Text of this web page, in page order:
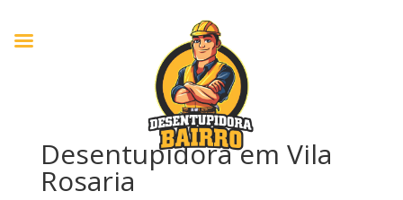
Desentupidora em Vila
Rosaria